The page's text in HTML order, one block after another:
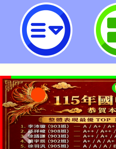
「112學年度外
計畫-桃園市立瑞